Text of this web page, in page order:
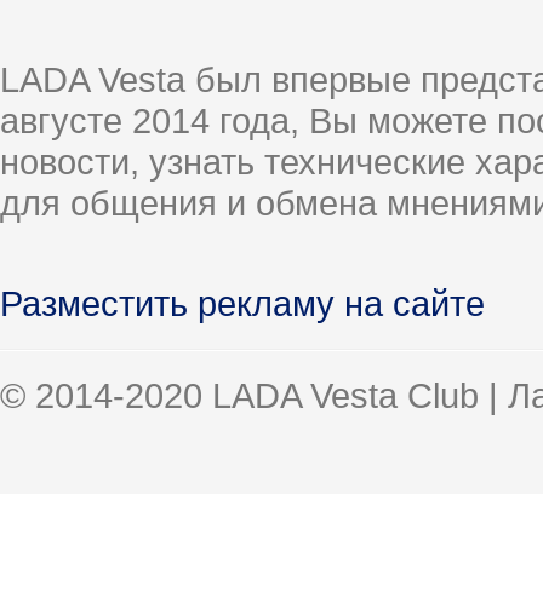
LADA Vesta был впервые
августе 2014 года, Вы можете
новости, узнать технические
для общения и обмена
Разместить рекламу на сайте
© 2014-2020 LADA Vesta Club |